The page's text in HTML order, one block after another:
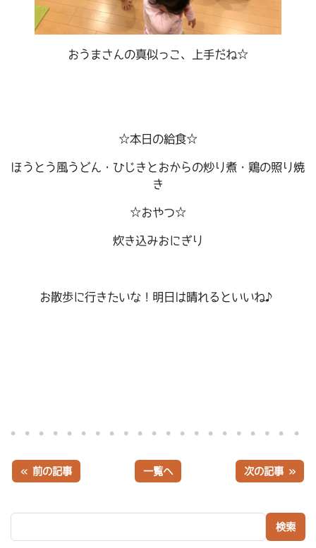
おうまさんの真似っこ、上手だね☆
☆本日の給食☆
ほうとう風うどん・ひじきとおからの炒り煮・鶏の照り焼
き
☆おやつ☆
炊き込みおにぎり
お散歩に行きたいな！明日は晴れるといいね♪
« 前の記事 一覧へ 次の記事 »